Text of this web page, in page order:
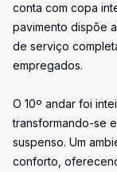
conta com copa
pavimento dispõe
de serviço
empregados.
O 10º andar foi
transformando-se
suspenso. Um
conforto,